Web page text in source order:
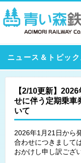
ニュース＆トピック
【2/10更新】
せに伴う定期乗車
いて
2026年1月21日から
合わせにつきまして
おかけし申し訳ござ